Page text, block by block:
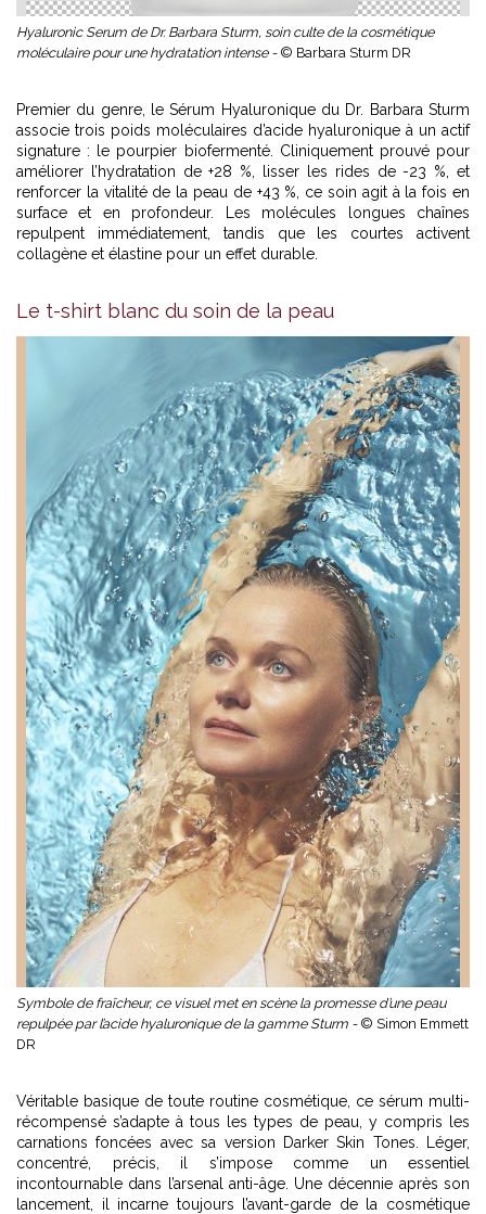
Hyaluronic Serum de Dr. Barbara Sturm, soin culte de la cosmétique
moléculaire pour une hydratation intense - © Barbara Sturm DR
Premier du genre, leSérum Hyaluronique du Dr. Barbara Sturm
associe trois poids moléculaires d’acide hyaluronique à un actif
signature : le pourpier biofermenté. Cliniquement prouvé pour
améliorer l’hydratation de +28 %, lisser les rides de -23 %, et
renforcer la vitalité de la peau de +43 %, ce soin agit à la fois en
surface et en profondeur. Les molécules longues chaînes
repulpent immédiatement, tandis que les courtes activent
collagène et élastine pour un effet durable.
Le t-shirt blanc du soin de la peau
Symbole de fraîcheur, ce visuel met en scène la promesse d’une peau
repulpée par l’acide hyaluronique de la gamme Sturm - © Simon Emmett
DR
Véritable basique de toute routine cosmétique, ce sérum multi-
récompensé s’adapte à tous les types de peau, y compris les
carnations foncées avec sa version Darker Skin Tones. Léger,
concentré, précis, il s’impose comme un essentiel
incontournable dans l’arsenal anti-âge. Une décennie après son
lancement, il incarne toujours l’avant-garde de la cosmétique